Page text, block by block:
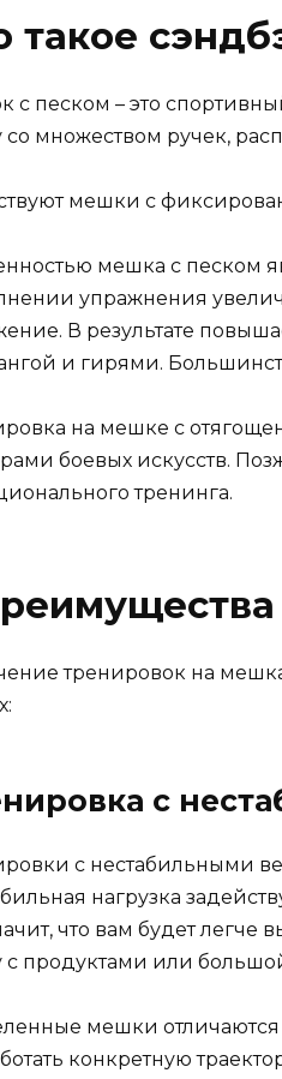
такое
с песком – это
со множеством ручек,
мешки с
мешка с песком
упражнения
В результате
и гирями.
на мешке с
боевых искусств.
тренинга.
тренировок на
с
с нестабильными
нагрузка
что вам будет
с продуктами или
мешки отличаются
конкретную